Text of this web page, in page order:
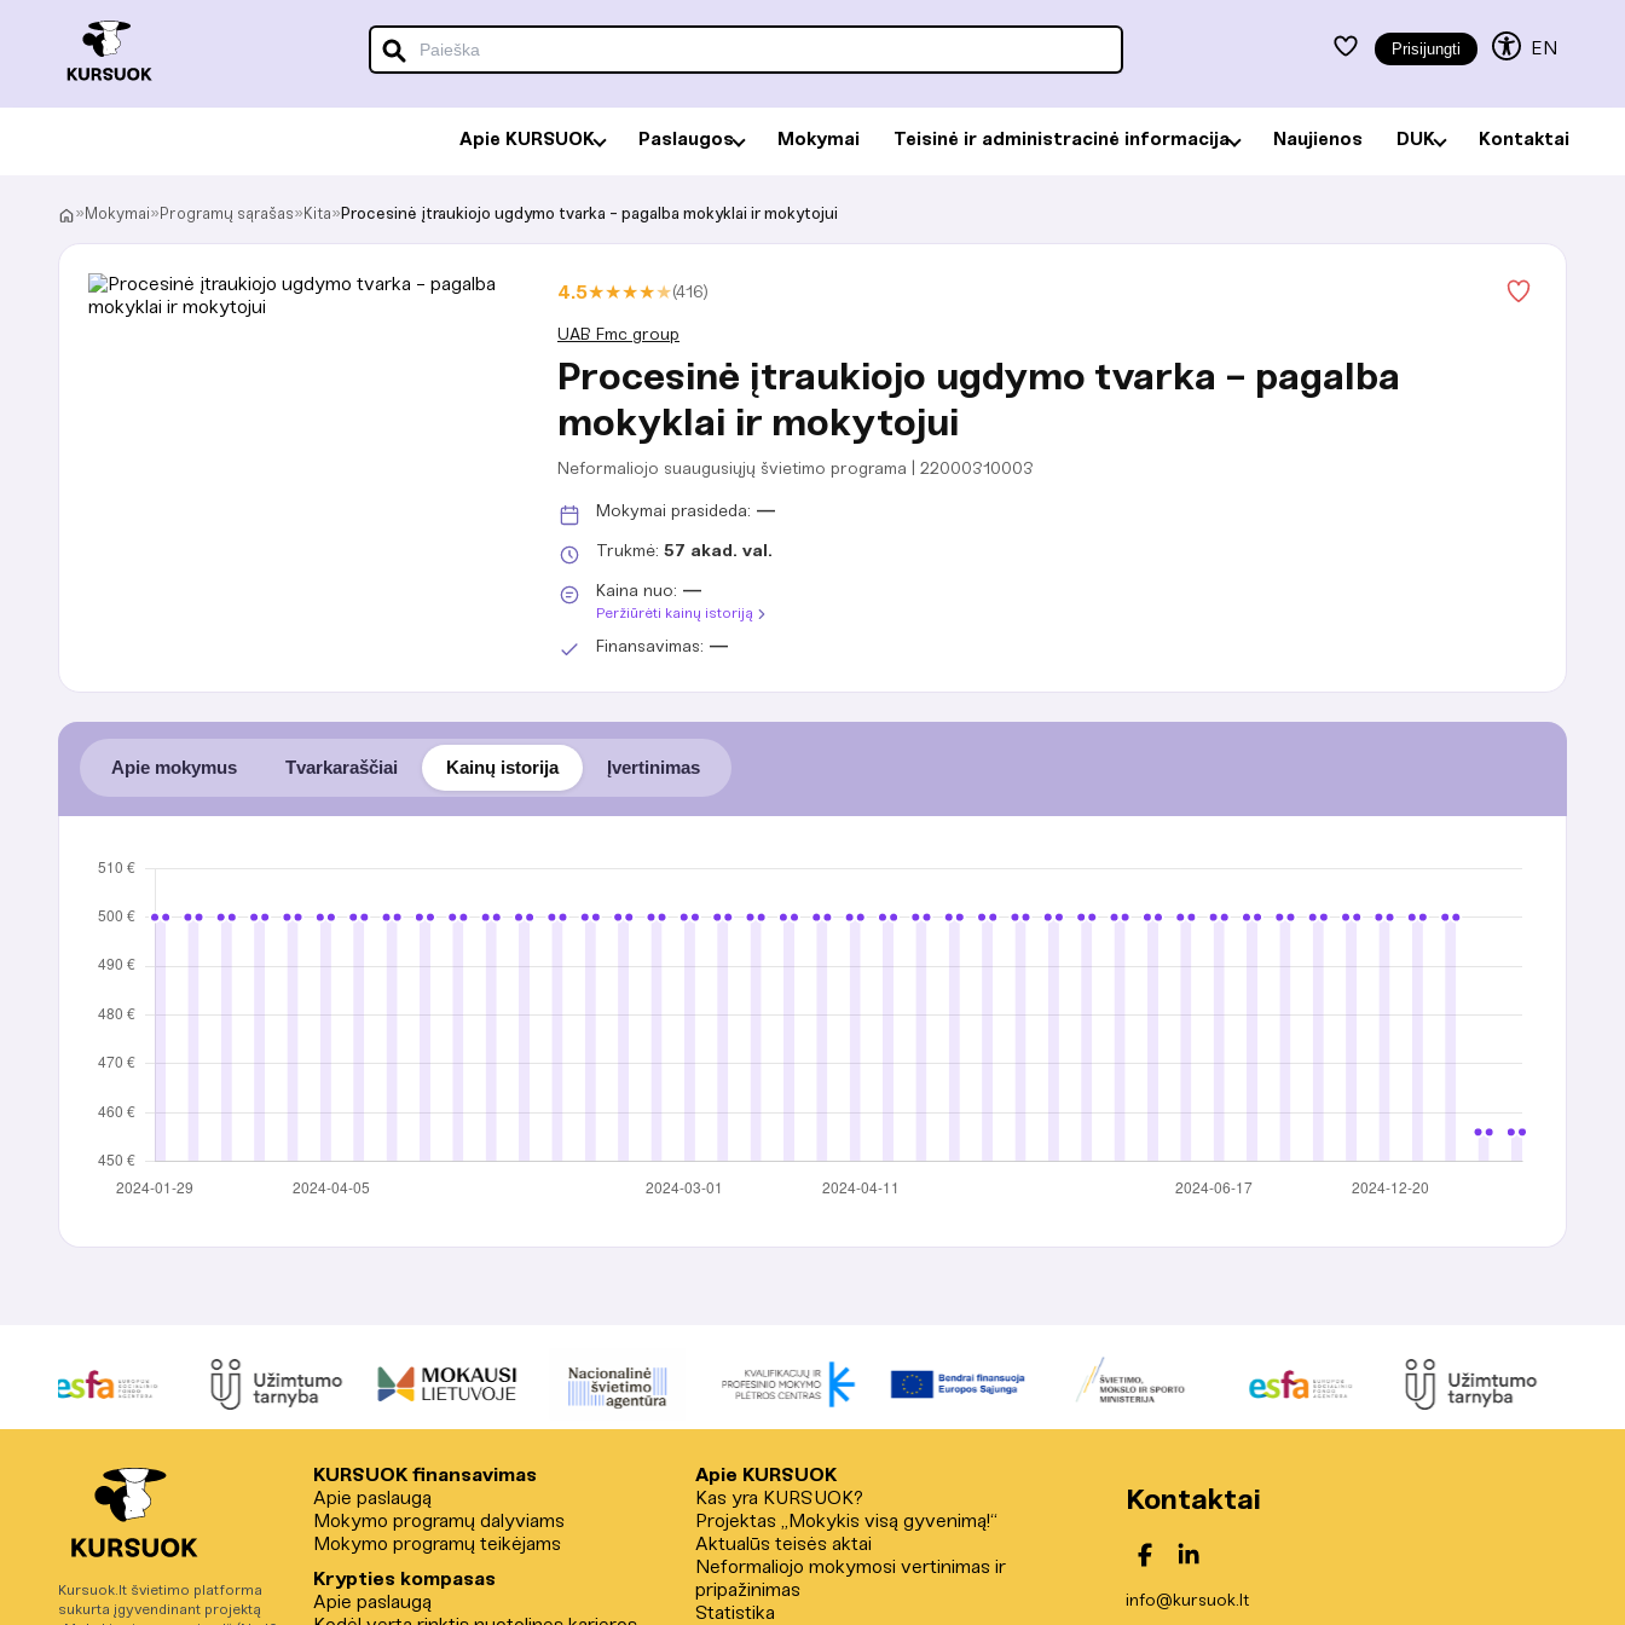
Prisijungti EN
Apie KURSUOK Paslaugos Mokymai Teisinė ir administracinė informacija Naujienos DUK Kontaktai
» Mokymai» Programų sąrašas» Kita» Procesinė įtraukiojo ugdymo tvarka - pagalba mokyklai ir mokytojui
4.5★★★★★(416)
UAB Fmc group
Procesinė įtraukiojo ugdymo tvarka - pagalba
mokyklai ir mokytojui
Neformaliojo suaugusiųjų švietimo programa | 22000310003
Mokymai prasideda: —
Trukmė: 57 akad. val.
Kaina nuo: —
Peržiūrėti kainų istoriją
Finansavimas: —
Apie mokymus Tvarkaraščiai Kainų istorija Įvertinimas
Kursuok.lt švietimo platforma
sukurta įgyvendinant projektą
KURSUOK finansavimas
Apie paslaugą
Mokymo programų dalyviams
Mokymo programų teikėjams
Krypties kompasas
Apie paslaugą
Apie KURSUOK
Kas yra KURSUOK?
Projektas „Mokykis visą gyvenimą!“
Aktualūs teisės aktai
Neformaliojo mokymosi vertinimas ir
pripažinimas
Statistika
Kontaktai
info@kursuok.lt